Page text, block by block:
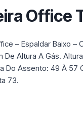
Office
– Espaldar Baixo –
De Altura A Gás.
Do Assento: 49 À 57
73.